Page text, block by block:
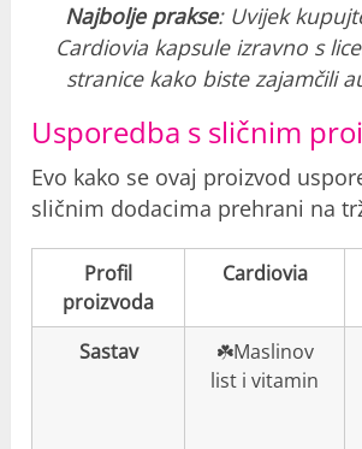
Najbolje prakse: Uvijek
Cardiovia kapsule izravno s
stranice kako biste zajamčili
Usporedba s sličnim
Evo kako se ovaj proizvod
sličnim dodacima prehrani na
Profil
proizvoda
Cardiovia
Sastav
☘️Maslinov
list i vitamin